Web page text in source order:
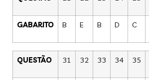
GABARITO B E B D C
QUESTÃO 31 32 33 34 35